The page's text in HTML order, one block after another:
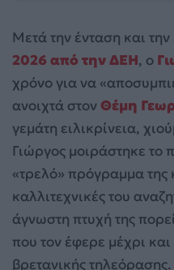
Μετά την ένταση και
2026 από την ΔΕΗ, ο
χρόνο για να
ανοιχτά στον Θέμη
γεμάτη ειλικρίνεια,
Γιώργος μοιράστηκε το
«τρελό» πρόγραμμα της
καλλιτεχνικές του
άγνωστη πτυχή της
που τον έφερε μέχρι
βρετανικής τηλεόρασης.